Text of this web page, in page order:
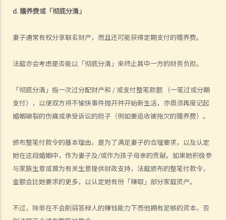
d. 赡养费或「彻底分清」
妻子通常有权分享联名财产，而且还可能获得定期支付的赡养费。
法庭亦会考虑是否能以「彻底分清」来终止其中一方的财务负担。
「彻底分清」指一次过分配财产和 / 或支付整笔款额 （一笔过或分期
支付），以便双方将不愉快事件抛开并开始新生活，亦毋须再度记起
婚姻破裂的伤痛或承受诉讼的担子（例如要追收被拖欠的赡养费）。
颁布整笔付款令的基本理由，是为了满足妻子的合理要求，以及认定
她在这段婚姻中，作为妻子及/或作为孩子母亲的贡献。如果她积极参
与家族生意或曾为有关生意提供财政支持，法庭颁布的整笔付款令，
金额会比她要求的更多，以认定她有份「赚取」部分家庭资产。
不过，除非在不会削弱答辩人的赚钱能力下而他拥有足够的资本，否
J. 变性人的婚姻
K. 同性婚姻／公民伙伴关系
2. 同性伴侣需要回到他们结婚的国家才能离婚吗？他们是否需要向香港
L. 假结婚
1. 假结婚可以被起诉那些刑事罪行以及刑罚是甚么？
3. 如果我涉及假结婚，这是否自动意味着婚姻为无效？
M. 婚姻状况记录
N. 常见问题
2. 我的妻子是澳洲人。我想她来香港与我同住。我要怎样做？
3. 我几年前在内地结婚，但后来丈夫离开了我，不知所踪。我现在想在